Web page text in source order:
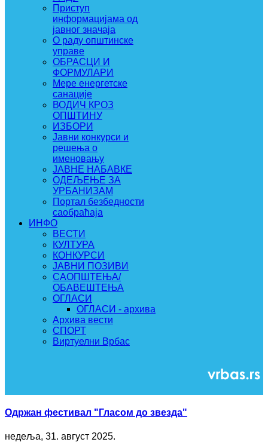
Приступ
информацијама од
јавног значаја
О раду општинске
управе
ОБРАСЦИ И
ФОРМУЛАРИ
Мере енергетске
санације
ВОДИЧ КРОЗ
ОПШТИНУ
ИЗБОРИ
Јавни конкурси и
решења о
именовању
ЈАВНЕ НАБАВКЕ
ОДЕЉЕЊЕ ЗА
УРБАНИЗАМ
Портал безбедности
саобраћаја
ИНФО
ВЕСТИ
КУЛТУРА
КОНКУРСИ
ЈАВНИ ПОЗИВИ
САОПШТЕЊА/
ОБАВЕШТЕЊА
ОГЛАСИ
ОГЛАСИ - архива
Архива вести
СПОРТ
Виртуелни Врбас
Одржан фестивал "Гласом до звезда"
недеља, 31. август 2025.